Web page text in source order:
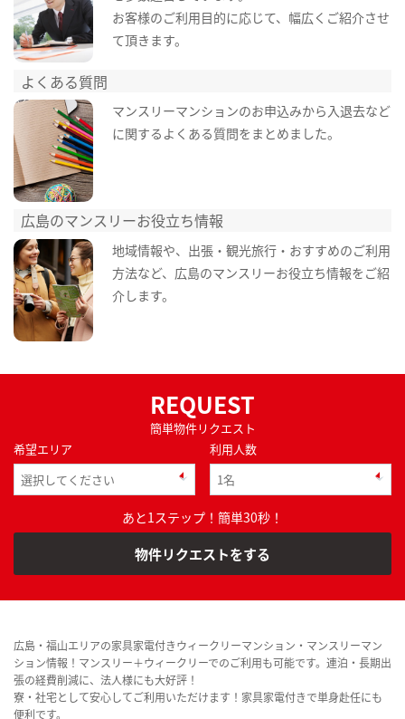
お客様のご利用目的に応じて、幅広くご紹介させ
て頂きます。
よくある質問
マンスリーマンションのお申込みから入退去など
に関するよくある質問をまとめました。
広島のマンスリーお役立ち情報
地域情報や、出張・観光旅行・おすすめのご利用
方法など、広島のマンスリーお役立ち情報をご紹
介します。
REQUEST
簡単物件リクエスト
希望エリア
利用人数
あと1ステップ！簡単30秒！
物件リクエストをする
広島・福山エリアの家具家電付きウィークリーマンション・マンスリーマン
ション情報！マンスリー＋ウィークリーでのご利用も可能です。連泊・長期出
張の経費削減に、法人様にも大好評！
寮・社宅として安心してご利用いただけます！家具家電付きで単身赴任にも
便利です。